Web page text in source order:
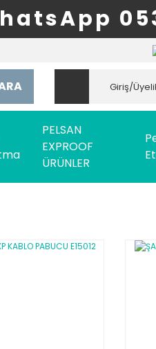
Giriş/
PELSAN
EXPROOF
ÜRÜNLER